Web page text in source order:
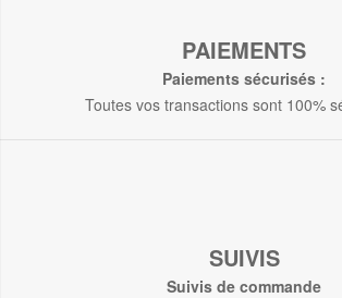
PAIEMENTS
Paiements sécurisés :
Toutes vos transactions sont 100%
SUIVIS
Suivis de commande